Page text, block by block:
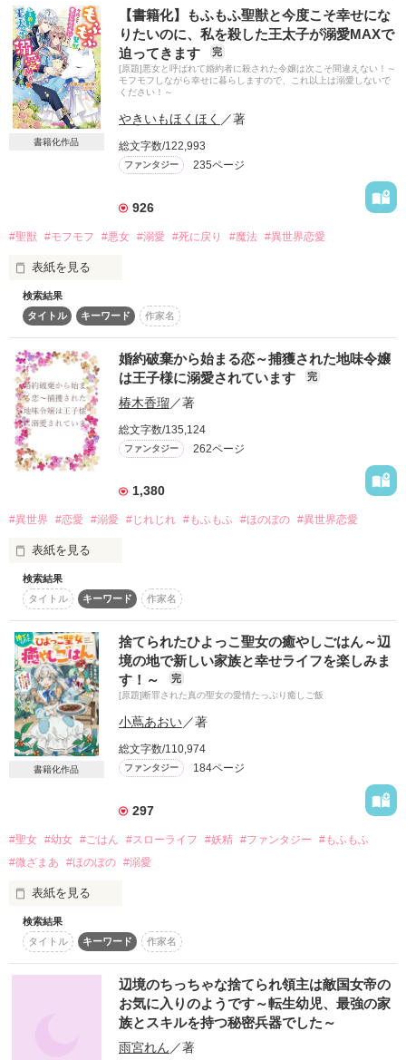
表紙公開＊2020.12.28
START＊2021.2.17
END＊2021.3.11
\ジャンル別ランキング１位/
野いちご　　　　2021.3.15
ベリーズカフェ　2021.3.18
第２回ベリーズカフェファンタジー小説大賞
【異世界恋愛ファンタジー部門賞】受賞
【最終話後のエピローグSS
＊ベリーズ文庫より書籍化いたしました！
サイト版は、改稿前の内容です。
作品を読む
目の前には彫像のごとき立派な容姿をした黒髪、青い瞳の美丈
夫が――。
私を「アレクシア」と呼ぶ彼は、冷たく言った。
「――いいだろう。離婚に応じよう」
転生先の肉体は、「毒猫」と呼ばれる嫌われ悪女!?
人妻らしいですが、離縁されるようです……。
※小説家になろうにも掲載しています。
として仕えることに。
×
マクシミリアン・ヴィットティール(♂)　－　冷徹と名高い白
虎獣人の皇帝陛下。昨今では稀に見るモフモフで立派な尻尾を
持っているが、実は大きな秘密を抱えている。
＊＊＊
本作の見どころは、なんといっても男装バレからの陛下の怒涛
ヴィヴィアンと一緒になって「ひぇえっ」となってお楽しみく
※陛下もイケメンですが、男装ヒロインもイケメンです。
作品を読む
書籍化作品
【書籍化】もふもふ聖獣と今度こそ幸せにな
りたいのに、私を殺した王太子が溺愛MAXで
迫ってきます
完
[原題]悪女と呼ばれて婚約者に殺された令嬢は次こそ間違えない！～
モフモフしながら幸せに暮らしますので、これ以上は溺愛しないで
ください！～
やきいもほくほく ／著
総文字数/122,993
ファンタジー 235ページ
926
#聖獣 #モフモフ #悪女 #溺愛 #死に戻り #魔法 #異世界恋愛
表紙を見る
ここは神獣に守られているロドアルード王国。
貴族達は聖獣と契約して力を使う。
フランチェスカ・エディマーレは男爵家の令嬢で聖獣シュネー
の特別な力で王太子、レオナルドの婚約者となった。
しかしフランチェスカを待っていたのは執拗な嫌がらせだっ
た。『悪女』と呼ばれてシュネーと共に追い詰められてしま
う。
そして様子がおかしい婚約者のレオナルドに殺されたフランチ
ェスカとシュネーだったが目を覚ましたら時が戻っていた！？
(今度は絶対に間違わない……！)
そう決意したフランチェスカはレオナルドと離れて男爵領で暮
カを殺したはずのレオナルドが迫ってきて……？
そしてフランチェスカとシュネーを追い詰めた犯人は？
【ぴぃsan様、レビューありがとうございます！】
作品を読む
検索結果
タイトル
キーワード 作家名
婚約破棄から始まる恋～捕獲された地味令嬢
は王子様に溺愛されています
完
椿木香瑠／著
総文字数/135,124
ファンタジー 262ページ
1,380
#異世界 #恋愛 #溺愛 #じれじれ #もふもふ #ほのぼの #異世界恋愛
表紙を見る
テンネル侯爵家の嫡男エドガーに真実の愛を見つけたと言わ
れ、
ブルーバーグ侯爵家の令嬢フローラは婚約破棄された。
フローラにはとても良い結婚条件だったのだが……
しかし、これを機に結婚よりも
大好きな研究に打ち込もうと思っていたら、
ガーデンパーティーで新たな出会いが待っていた。
2022.1.1～2022.3.3　第１部完結
なっちゃんさっちゃん様
＊＊＊感想ありがとうございます＊＊＊
チョコ510様
なっちゃんさっちゃん様
検索結果
タイトル
キーワード 作家名
書籍化作品
捨てられたひよっこ聖女の癒やしごはん～辺
境の地で新しい家族と幸せライフを楽しみま
す！～
完
[原題]断罪された真の聖女の愛情たっぷり癒しご飯
小蔦あおい／著
総文字数/110,974
ファンタジー 184ページ
297
#聖女 #幼女 #ごはん #スローライフ #妖精 #ファンタジー
#もふもふ
#微ざまあ
#ほのぼの #溺愛
表紙を見る
聖女である叔母に引き取られ、教会本部で育てられた17歳のリ
ズは、聖杯を壊したという濡れ衣を着せられて断罪されてしま
う。死ぬ直前に二つの丸い球体が現れて次に目を覚ますと、な
んと小さな女の子になっていた。
倒れているところを助けてくれたのは聖騎士団第三部隊の団長
彼に連れられて辺境地スピナへ行くことに。
検索結果
タイトル
キーワード 作家名
辺境のちっちゃな捨てられ領主は敵国女帝の
お気に入りのようです～転生幼児、最強の家
族とスキルを持つ秘密兵器でした～
雨宮れん ／著